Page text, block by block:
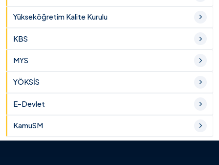
Yükseköğretim Kalite Kurulu
KBS
MYS
YÖKSİS
E-Devlet
KamuSM